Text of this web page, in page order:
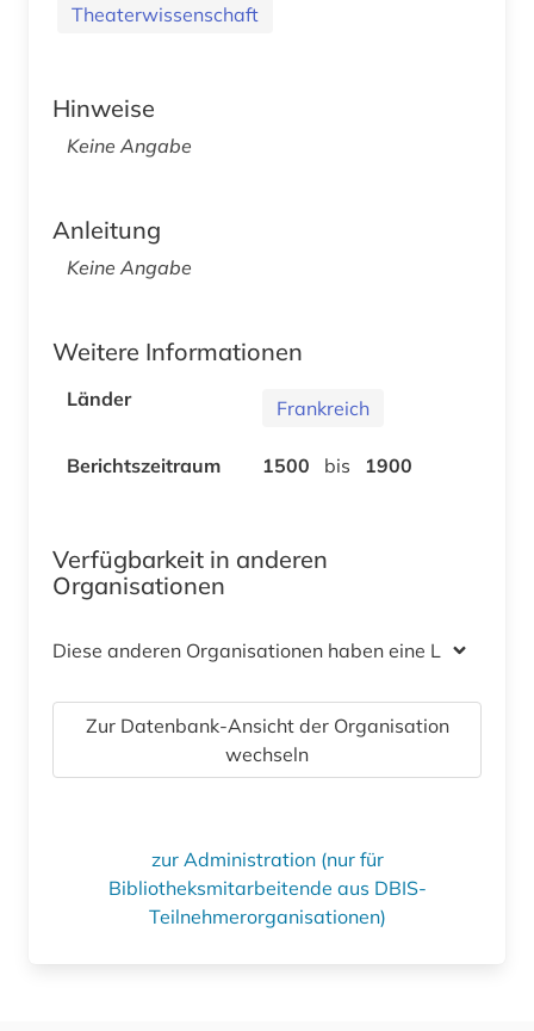
Theaterwissenschaft
Hinweise
Keine Angabe
Anleitung
Keine Angabe
Weitere Informationen
Länder Frankreich
Berichtszeitraum 1500 bis 1900
Verfügbarkeit in anderen
Organisationen
Diese anderen Organisationen haben eine Lizenz
Zur Datenbank-Ansicht der Organisation
wechseln
zur Administration (nur für
Bibliotheksmitarbeitende aus DBIS-
Teilnehmerorganisationen)